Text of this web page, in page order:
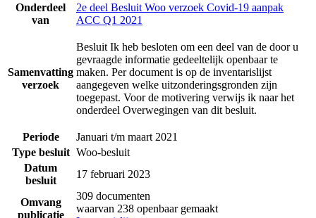
Onderdeel
van
2e deel Besluit Woo verzoek Covid-19 aanpak
ACC Q1 2021
Samenvatting
verzoek
Besluit Ik heb besloten om een deel van de door u
gevraagde informatie gedeeltelijk openbaar te
maken. Per document is op de inventarislijst
aangegeven welke uitzonderingsgronden zijn
toegepast. Voor de motivering verwijs ik naar het
onderdeel Overwegingen van dit besluit.
Periode
Januari t/m maart 2021
Type besluit Woo-besluit
Datum
besluit
17 februari 2023
Omvang
publicatie
309 documenten
waarvan 238 openbaar gemaakt